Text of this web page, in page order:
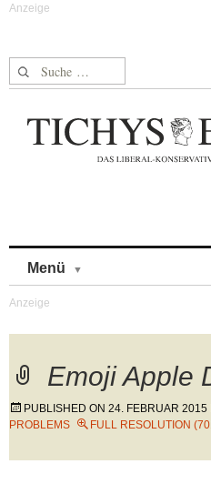
Suche nach:
Menü
Emoji Apple
PUBLISHED ON 24. FEBRUAR 2015
PROBLEMS
FULL RESOLUTION